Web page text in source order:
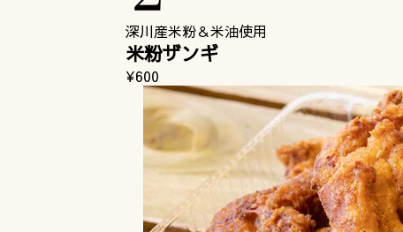
深川産米粉＆米油使用
米粉ザンギ
¥600